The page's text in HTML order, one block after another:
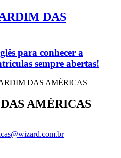
DAS
para conhecer a
sempre abertas!
DAS AMÉRICAS
AMÉRICAS